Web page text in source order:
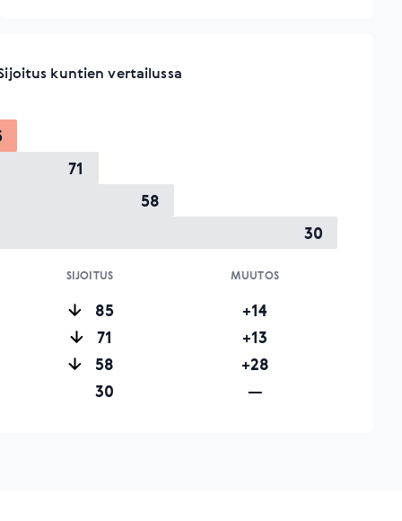
kuntien vertailussa
71
58
30
SIJOITUS MUUTOS
85
+14
71
+13
58
+28
30
—